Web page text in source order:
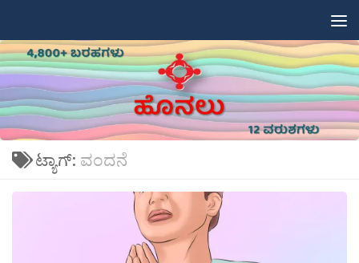
ಟ್ಯಾಗ್: ವಂದನೆ